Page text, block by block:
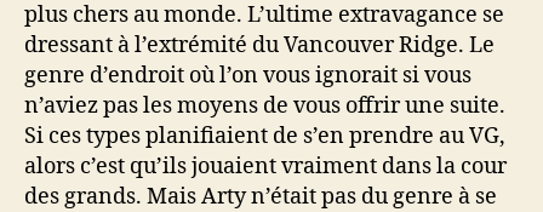
plus chers au monde. L’ultime extravagance se
dressant à l’extrémité du Vancouver Ridge. Le
genre d’endroit où l’on vous ignorait si vous
n’aviez pas les moyens de vous offrir une suite.
Si ces types planifiaient de s’en prendre au VG,
alors c’est qu’ils jouaient vraiment dans la cour
des grands. Mais Arty n’était pas du genre à se